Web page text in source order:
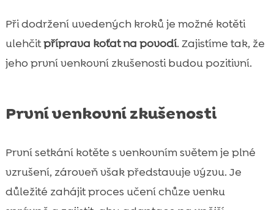
Při dodržení uvedených kroků je možné kotěti
ulehčitpříprava koťat na povodí. Zajistíme tak, že
jeho první venkovní zkušenosti budou pozitivní.
První venkovní zkušenosti
První setkání kotěte s venkovním světem je plné
vzrušení, zároveň však představuje výzvu. Je
důležité zahájit proces učení chůze venku